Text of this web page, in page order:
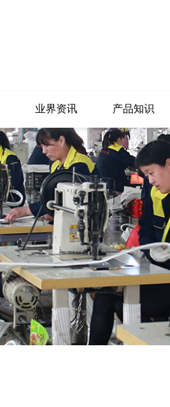
业界资讯 产品知识